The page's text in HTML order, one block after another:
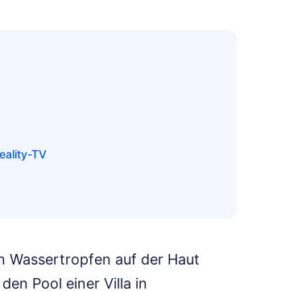
TV
Wassertropfen auf der Haut
Pool einer Villa in